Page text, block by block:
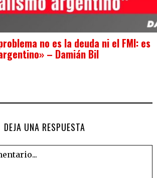
no es la deuda ni el FMI: es
– Damián Bil
DEJA UNA RESPUESTA